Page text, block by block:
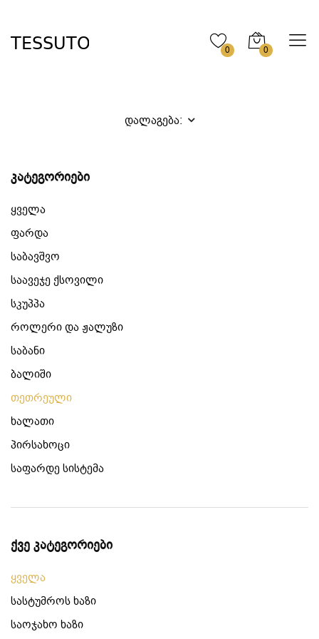
0 0
კატეგორიები
ყველა
ფარდა
საბავშვო
საავეჯე ქსოვილი
სკუპპა
როლერი და ჟალუზი
საბანი
ბალიში
თეთრეული
ხალათი
პირსახოცი
საფარდე სისტემა
ქვე კატეგორიები
ყველა
სასტუმროს ხაზი
საოჯახო ხაზი
დალაგება: